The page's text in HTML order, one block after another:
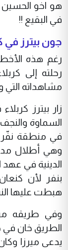
هو اخو
في البقيع !!
جون بيترز في
رغم هذه
رحلته إلى
مشاهداته التي
السماوة
في منطقة نفّر
وهي أطلال
الدينية في
هبطت عليها
وفي طريقه
الطريق خان في
يدعى ميرزا